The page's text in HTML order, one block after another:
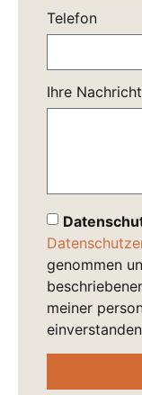
Telefon
Ihre Nachricht
genommen
meiner